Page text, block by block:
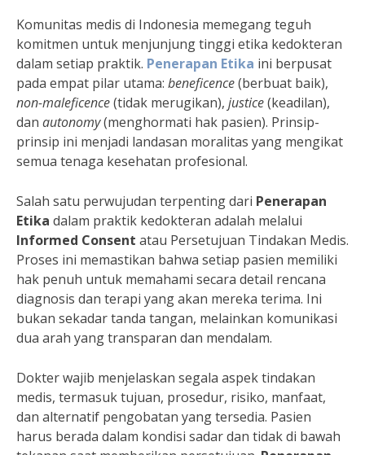
Komunitas medis di Indonesia memegang teguh
komitmen untuk menjunjung tinggi etika kedokteran
dalam setiap praktik. Penerapan Etika ini berpusat
pada empat pilar utama: beneficence(berbuat baik),
non-maleficence(tidak merugikan), justice(keadilan),
dan autonomy(menghormati hak pasien). Prinsip-
prinsip ini menjadi landasan moralitas yang mengikat
semua tenaga kesehatan profesional.
Salah satu perwujudan terpenting dari Penerapan
Etika dalam praktik kedokteran adalah melalui
Informed Consent atau Persetujuan Tindakan Medis.
Proses ini memastikan bahwa setiap pasien memiliki
hak penuh untuk memahami secara detail rencana
diagnosis dan terapi yang akan mereka terima. Ini
bukan sekadar tanda tangan, melainkan komunikasi
dua arah yang transparan dan mendalam.
Dokter wajib menjelaskan segala aspek tindakan
medis, termasuk tujuan, prosedur, risiko, manfaat,
dan alternatif pengobatan yang tersedia. Pasien
harus berada dalam kondisi sadar dan tidak di bawah